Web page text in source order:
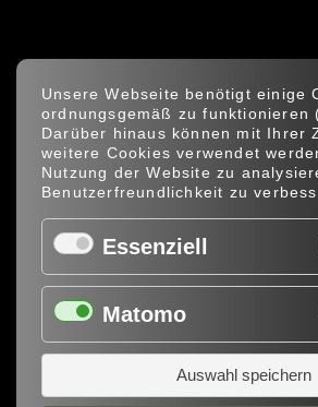
Unsere Webseite benötigt einige
ordnungsgemäß zu funktio­nieren
Darüber hinaus können mit Ihrer
weitere Cookies verwendet
Nutzung der Website zu
Benutzer­freund­lichkeit zu
Essenziell
Matomo
Auswahl speichern